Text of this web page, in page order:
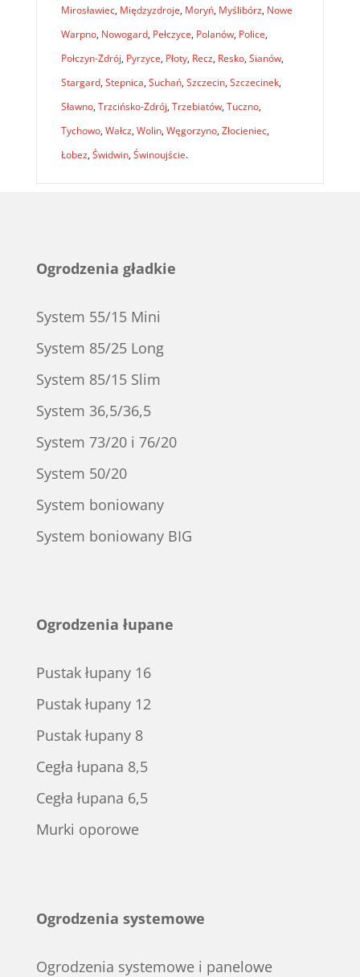
Mirosławiec, Międzyzdroje, Moryń, Myślibórz, Nowe
Warpno, Nowogard, Pełczyce, Polanów, Police,
Połczyn-Zdrój, Pyrzyce, Płoty, Recz, Resko, Sianów,
Stargard, Stepnica, Suchań, Szczecin, Szczecinek,
Sławno, Trzcińsko-Zdrój, Trzebiatów, Tuczno,
Tychowo, Wałcz, Wolin, Węgorzyno, Złocieniec,
Łobez, Świdwin, Świnoujście.
Ogrodzenia gładkie
System 55/15 Mini
System 85/25 Long
System 85/15 Slim
System 36,5/36,5
System 73/20 i 76/20
System 50/20
System boniowany
System boniowany BIG
Ogrodzenia łupane
Pustak łupany 16
Pustak łupany 12
Pustak łupany 8
Cegła łupana 8,5
Cegła łupana 6,5
Murki oporowe
Ogrodzenia systemowe
Ogrodzenia systemowe i panelowe